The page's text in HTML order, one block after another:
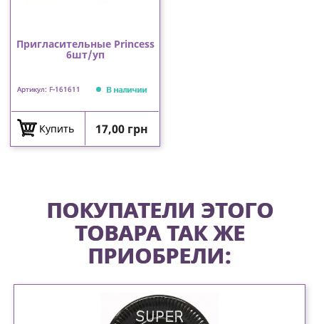
Пригласительные Princess
6шт/уп
Артикул: F-161611 В наличии
Купить Цена
17,00 грн
ПОКУПАТЕЛИ ЭТОГО
ТОВАРА ТАК ЖЕ
ПРИОБРЕЛИ: